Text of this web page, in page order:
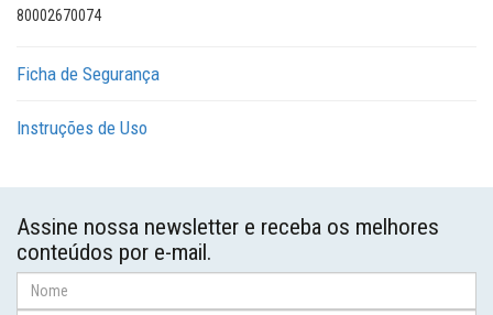
80002670074
Ficha de Segurança
Instruções de Uso
Assine nossa newsletter e receba os melhores
conteúdos por e-mail.